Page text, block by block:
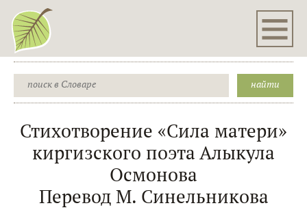
Стихотворение «Сила матери»
киргизского поэта Алыкула
Осмонова
Перевод М. Синельникова